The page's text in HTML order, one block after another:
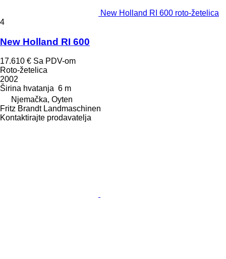
New Holland RI 600 roto-žetelica
4
New Holland RI 600
17.610 € Sa PDV-om
Roto-žetelica
2002
Širina hvatanja 6 m
Njemačka, Oyten
Fritz Brandt Landmaschinen
Kontaktirajte prodavatelja